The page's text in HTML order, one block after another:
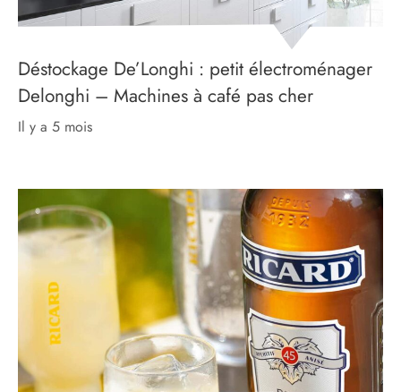
Déstockage De’Longhi : petit électroménager
Delonghi – Machines à café pas cher
il y a 5 mois